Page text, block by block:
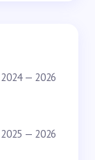
2024 — 2026
2025 — 2026